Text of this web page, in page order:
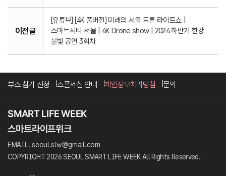
이전글
[유튜브] [4K 풀버전] 미래의 서울 드론 라이트쇼 |
스마트시티 서울 | 4K Drone show | 2024 하반기 한강
불빛 공연 3회차
부스 참가 신청 스폰서십 안내 개인정보처리방침 문의
EMAIL. seoul.slw@gmail.com
COPYRIGHT 2026 SEOUL SMART LIFE WEEK All Rights Reserved.